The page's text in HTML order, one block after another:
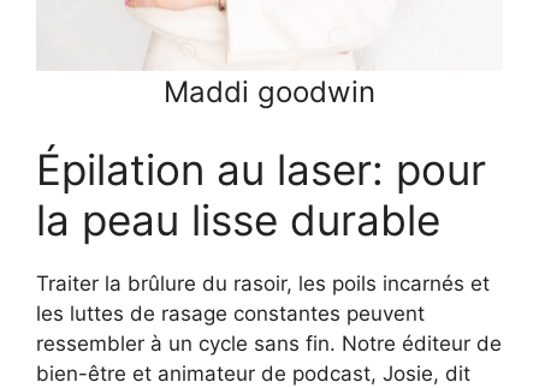
Maddi goodwin
Épilation au laser: pour
la peau lisse durable
Traiter la brûlure du rasoir, les poils incarnés et
les luttes de rasage constantes peuvent
ressembler à un cycle sans fin. Notre éditeur de
bien-être et animateur de podcast, Josie, dit